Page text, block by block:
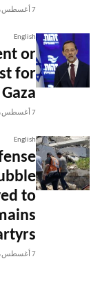
7 أغسطس، 2026
English
or
for
7 أغسطس، 2026
English
to
7 أغسطس، 2026